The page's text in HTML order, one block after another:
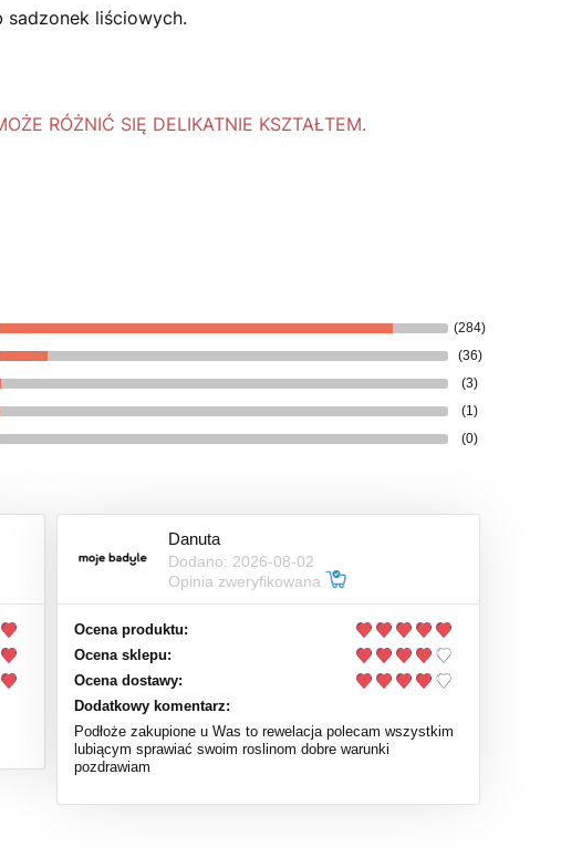
sadzonek liściowych.
RÓŻNIĆ SIĘ DELIKATNIE KSZTAŁTEM.
(284)
(36)
(3)
(1)
(0)
Danuta
Dodano: 2026-08-02
Opinia zweryfikowana
Ocena produktu:
Ocena sklepu:
Ocena dostawy:
Dodatkowy komentarz:
Podłoże zakupione u Was to rewelacja polecam wszystkim
lubiącym sprawiać swoim roslinom dobre warunki
pozdrawiam